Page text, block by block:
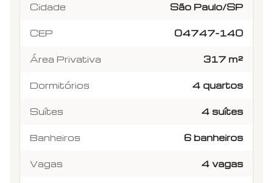
Cidade São Paulo/SP
CEP 04747-140
Área Privativa 317 m²
Dormitórios 4 quartos
Suítes 4 suítes
Banheiros 6 banheiros
Vagas 4 vagas